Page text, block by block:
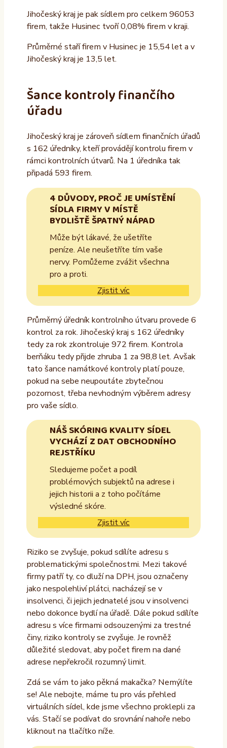
Jihočeský kraj je pak sídlem pro celkem 96053
firem, takže Husinec tvoří 0,08% firem v kraji.
Průměrné staří firem v Husinec je 15,54 let a v
Jihočeský kraj je 13,5 let.
Šance kontroly finančího
úřadu
Jihočeský kraj je zároveň sídlem finančních úřadů
s 162 úředníky, kteří provádějí kontrolu firem v
rámci kontrolních útvarů. Na 1 úředníka tak
připadá 593 firem.
4 DŮVODY, PROČ JE UMÍSTĚNÍ
SÍDLA FIRMY V MÍSTĚ
BYDLIŠTĚ ŠPATNÝ NÁPAD
Může být lákavé, že ušetříte
peníze. Ale neušetříte tím vaše
nervy. Pomůžeme zvážit všechna
pro a proti.
Zjistit víc
Průměrný úředník kontrolního útvaru provede 6
kontrol za rok. Jihočeský kraj s 162 úředníky
tedy za rok zkontroluje 972 firem. Kontrola
berňáku tedy přijde zhruba 1 za 98,8 let. Avšak
tato šance namátkové kontroly platí pouze,
pokud na sebe neupoutáte zbytečnou
pozornost, třeba nevhodným výběrem adresy
pro vaše sídlo.
NÁŠ SKÓRING KVALITY SÍDEL
VYCHÁZÍ Z DAT OBCHODNÍHO
REJSTŘÍKU
Sledujeme počet a podíl
problémových subjektů na adrese i
jejich historii a z toho počítáme
výsledné skóre.
Zjistit víc
Riziko se zvyšuje, pokud sdílíte adresu s
problematickými společnostmi. Mezi takové
firmy patří ty, co dluží na DPH, jsou označeny
jako nespolehliví plátci, nacházejí se v
insolvenci, či jejich jednatelé jsou v insolvenci
nebo dokonce bydlí na úřadě. Dále pokud sdílíte
adresu s více firmami odsouzenými za trestné
činy, riziko kontroly se zvyšuje. Je rovněž
důležité sledovat, aby počet firem na dané
adrese nepřekročil rozumný limit.
Zdá se vám to jako pěkná makačka? Nemýlíte
se! Ale nebojte, máme tu pro vás přehled
virtuálních sídel, kde jsme všechno proklepli za
vás. Stačí se podívat do srovnání nahoře nebo
kliknout na tlačítko níže.